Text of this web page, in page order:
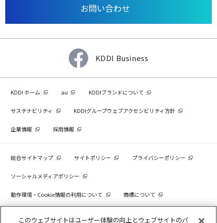
お問い合わせ
KDDI Business
KDDI ホーム au KDDIブランドについて
サステナビリティ KDDIグループウェブアクセシビリティ方針
企業情報 採用情報
総合サイトマップ サイトポリシー プライバシーポリシー
ソーシャルメディアポリシー
動作環境・Cookie情報の利用について 商標について
このウェブサイトはユーザー体験の向上とウェブサイトのパ